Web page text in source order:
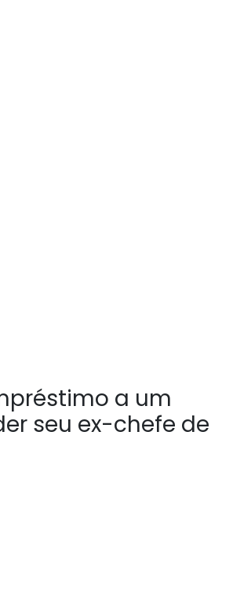
a um
seu ex-chefe de